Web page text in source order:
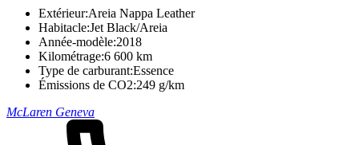
Extérieur:Areia Nappa Leather
Habitacle:Jet Black/Areia
Année-modèle:2018
Kilométrage:6 600 km
Type de carburant:Essence
Émissions de CO2:249 g/km
McLaren Geneva